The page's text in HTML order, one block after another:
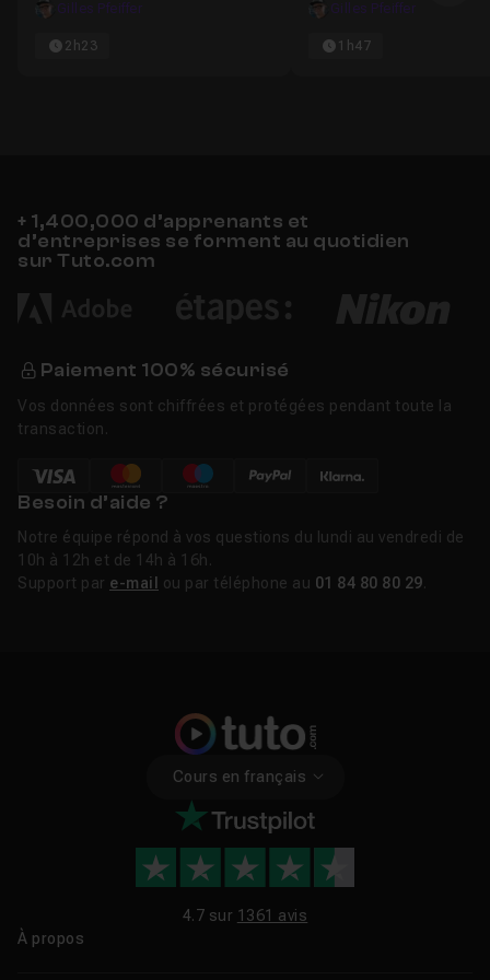
Gilles Pfeiffer
2h23
Gilles Pfeiffer
1h47
+ 1,400,000 d’apprenants et
d’entreprises se forment au quotidien
sur Tuto.com
Paiement 100% sécurisé
Vos données sont chiffrées et protégées pendant toute la
transaction.
Besoin d’aide ?
Notre équipe répond à vos questions du lundi au vendredi de
10h à 12h et de 14h à 16h.
Support par e-mail ou par téléphone au 01 84 80 80 29
Cours en français
4.7 sur 1361 avis
À propos